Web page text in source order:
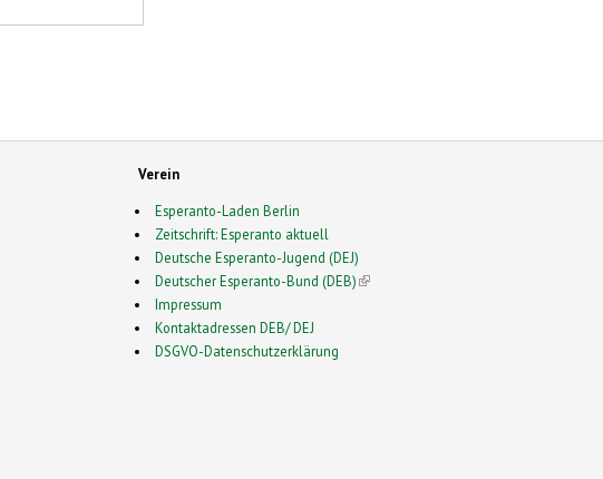
Verein
Esperanto-Laden Berlin
Zeitschrift: Esperanto aktuell
Deutsche Esperanto-Jugend (DEJ)
Deutscher Esperanto-Bund (DEB)(link is external)
Impressum
Kontaktadressen DEB/ DEJ
DSGVO-Datenschutzerklärung